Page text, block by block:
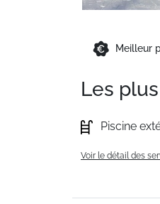
Meilleur
Les
Piscine
Voir le détail des